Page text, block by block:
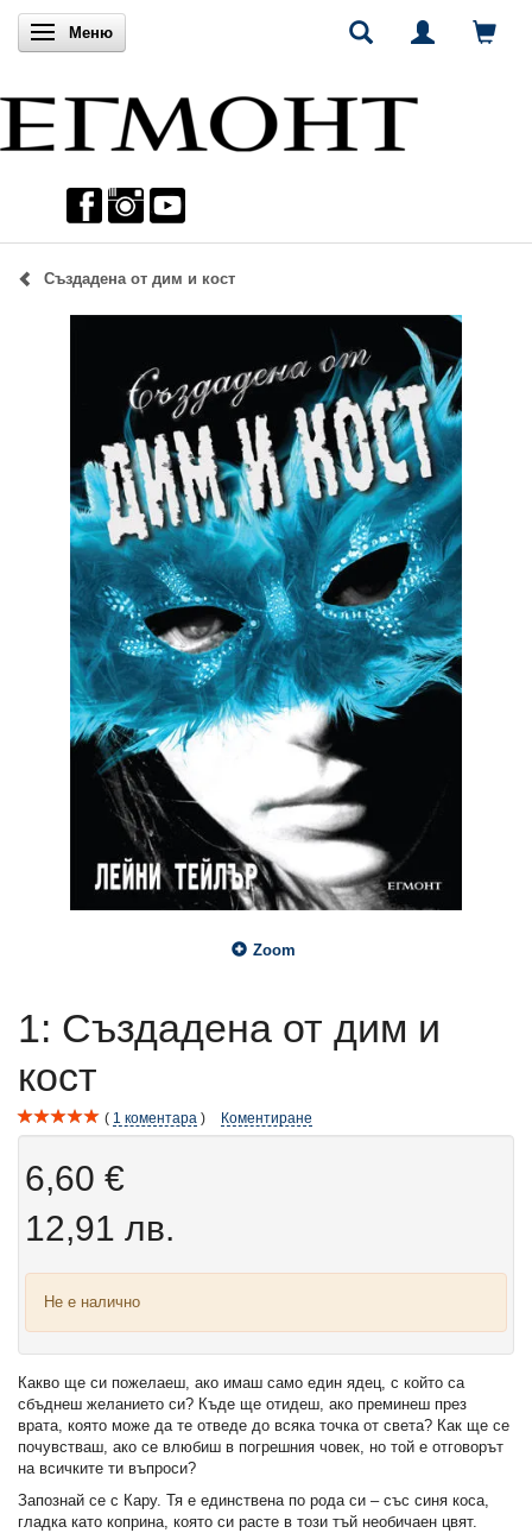
Включи навигацията
Меню
Създадена от дим и кост
Zoom
1: Създадена от дим и
кост
1 коментара Коментиране
6,60 €
12,91 лв.
Не е налично
Какво ще си пожелаеш, ако имаш само един ядец, с който са
сбъднеш желанието си? Къде ще отидеш, ако преминеш през
врата, която може да те отведе до всяка точка от света? Как ще се
почувстваш, ако се влюбиш в погрешния човек, но той е отговорът
на всичките ти въпроси?
Запознай се с Кару. Тя е единствена по рода си – със синя коса,
гладка като коприна, която си расте в този тъй необичаен цвят.